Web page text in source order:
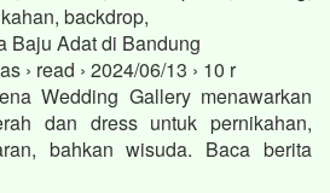
backdrop,
Baju Adat di Bandung
› read › 2024/06/13 › 10 r
Wedding Gallery menawarkan
dan dress untuk pernikahan,
bahkan wisuda. Baca berita